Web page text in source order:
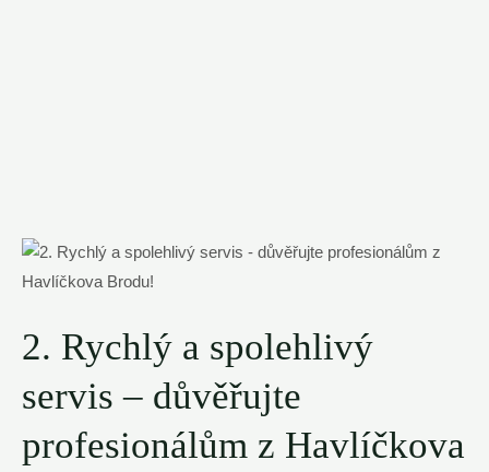
2. Rychlý a spolehlivý
servis – důvěřujte
profesionálům z Havlíčkova